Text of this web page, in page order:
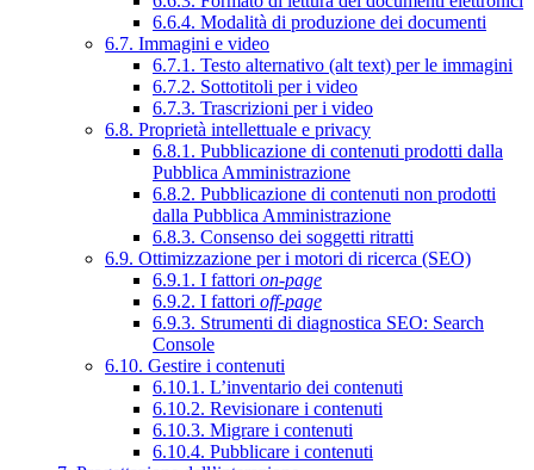
6.6.4. Modalità di produzione dei documenti
6.7. Immagini e video
6.7.1. Testo alternativo (alt text) per le immagini
6.7.2. Sottotitoli per i video
6.7.3. Trascrizioni per i video
6.8. Proprietà intellettuale e privacy
6.8.1. Pubblicazione di contenuti prodotti dalla
Pubblica Amministrazione
6.8.2. Pubblicazione di contenuti non prodotti
dalla Pubblica Amministrazione
6.8.3. Consenso dei soggetti ritratti
6.9. Ottimizzazione per i motori di ricerca (SEO)
6.9.1. I fattori on-page
6.9.2. I fattori off-page
6.9.3. Strumenti di diagnostica SEO: Search
Console
6.10. Gestire i contenuti
6.10.1. L’inventario dei contenuti
6.10.2. Revisionare i contenuti
6.10.3. Migrare i contenuti
6.10.4. Pubblicare i contenuti